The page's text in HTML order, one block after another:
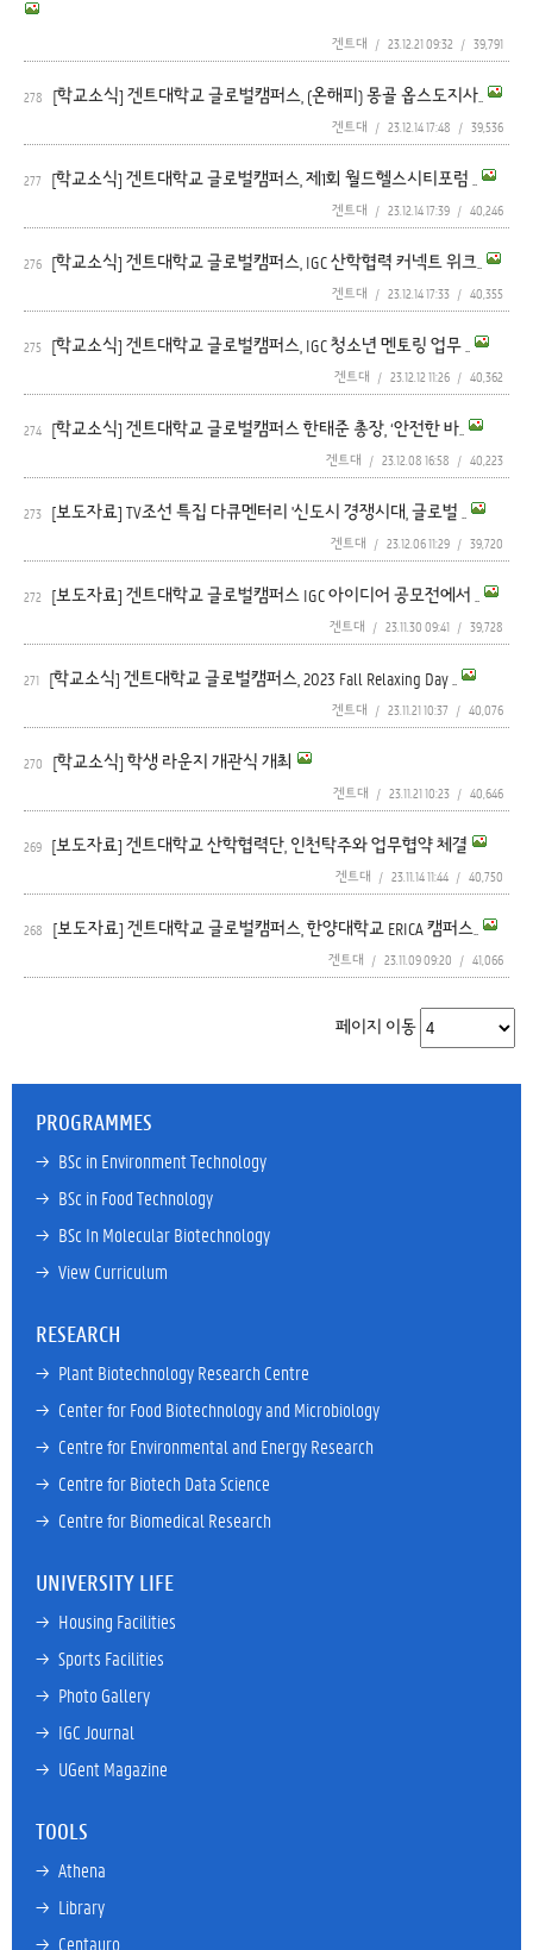
겐트대 / 23.12.21 09:32 / 39,791
278 [학교소식] 겐트대학교 글로벌캠퍼스, (온해피) 몽골 옵스도지사..
겐트대 / 23.12.14 17:48 / 39,536
277 [학교소식] 겐트대학교 글로벌캠퍼스, 제1회 월드헬스시티포럼 ..
겐트대 / 23.12.14 17:39 / 40,246
276 [학교소식] 겐트대학교 글로벌캠퍼스, IGC 산학협력 커넥트 위크..
겐트대 / 23.12.14 17:33 / 40,355
275 [학교소식] 겐트대학교 글로벌캠퍼스, IGC 청소년 멘토링 업무 ..
겐트대 / 23.12.12 11:26 / 40,362
274 [학교소식] 겐트대학교 글로벌캠퍼스 한태준 총장, ‘안전한 바..
겐트대 / 23.12.08 16:58 / 40,223
273 [보도자료] TV조선 특집 다큐멘터리 '신도시 경쟁시대, 글로벌 ..
겐트대 / 23.12.06 11:29 / 39,720
272 [보도자료] 겐트대학교 글로벌캠퍼스 IGC 아이디어 공모전에서 ..
겐트대 / 23.11.30 09:41 / 39,728
271 [학교소식] 겐트대학교 글로벌캠퍼스, 2023 Fall Relaxing Day ..
겐트대 / 23.11.21 10:37 / 40,076
270 [학교소식] 학생 라운지 개관식 개최
겐트대 / 23.11.21 10:23 / 40,646
269 [보도자료] 겐트대학교 산학협력단, 인천탁주와 업무협약 체결
겐트대 / 23.11.14 11:44 / 40,750
268 [보도자료] 겐트대학교 글로벌캠퍼스, 한양대학교 ERICA 캠퍼스..
겐트대 / 23.11.09 09:20 / 41,066
페이지 이동
PROGRAMMES
→ BSc in Environment Technology
→ BSc in Food Technology
→ BSc In Molecular Biotechnology
→ View Curriculum
RESEARCH
→ Plant Biotechnology Research Centre
→ Center for Food Biotechnology and Microbiology
→ Centre for Environmental and Energy Research
→ Centre for Biotech Data Science
→ Centre for Biomedical Research
UNIVERSITY LIFE
→ Housing Facilities
→ Sports Facilities
→ Photo Gallery
→ IGC Journal
→ UGent Magazine
TOOLS
→ Athena
→ Library
→ Centauro